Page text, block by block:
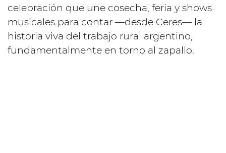
celebración que une cosecha, feria y shows
musicales para contar —desde Ceres— la
historia viva del trabajo rural argentino,
fundamentalmente en torno al zapallo.